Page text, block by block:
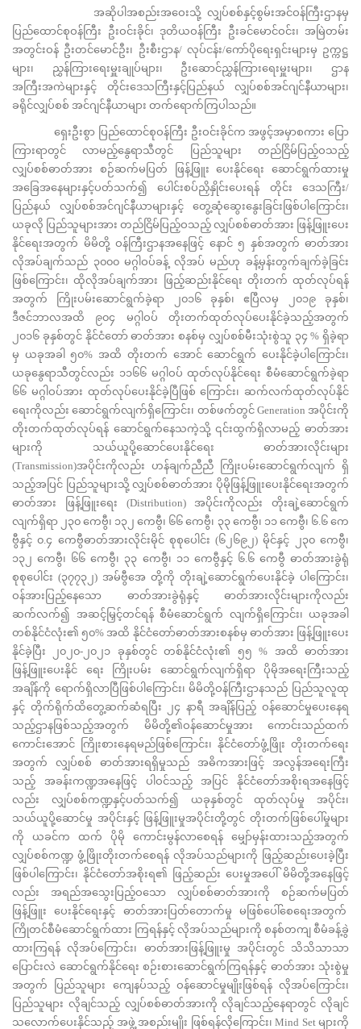
အဆိုပါအစည်းအဝေးသို့ လျှပ်စစ်နှင့်စွမ်းအင်ဝန်ကြီးဌာနမှ
ပြည်ထောင်စုဝန်ကြီး ဦးဝင်းခိုင်၊ ဒုတိယဝန်ကြီး ဦးခင်မောင်ဝင်း၊ အမြဲတမ်း
အတွင်းဝန် ဦးတင်မောင်ဦး၊ ဦးစီးဌာန/ လုပ်ငန်း/ကော်ပိုရေးရှင်းများမှ ဥက္ကဋ္ဌ
များ၊ ညွှန်ကြားရေးမှူးချုပ်များ၊ ဦးဆောင်ညွှန်ကြားရေးမှူးများ၊ ဌာန
အကြီးအကဲများနှင့် တိုင်းဒေသကြီးနှင့်ပြည်နယ် လျှပ်စစ်အင်ဂျင်နီယာများ၊
ခရိုင်လျှပ်စစ် အင်ဂျင်နီယာများ တက်ရောက်ကြပါသည်။
ရှေးဦးစွာ ပြည်ထောင်စုဝန်ကြီး ဦးဝင်းခိုင်က အဖွင့်အမှာစကား ပြော
ကြားရာတွင် လာမည့်နွေရာသီတွင် ပြည်သူများ တည်ငြိမ်ပြည့်ဝသည့်
လျှပ်စစ်ဓာတ်အား စဉ်ဆက်မပြတ် ဖြန့်ဖြူး ပေးနိုင်ရေး ဆောင်ရွက်ထားမှု
အခြေအနေများနှင့်ပတ်သက်၍ ပေါင်းစပ်ညှိနှိုင်းပေးရန် တိုင်း ဒေသကြီး/
ပြည်နယ် လျှပ်စစ်အင်ဂျင်နီယာများနှင့် တွေ့ဆုံဆွေးနွေးခြင်းဖြစ်ပါကြောင်း၊
ယခုလို ပြည်သူများအား တည်ငြိမ်ပြည့်ဝသည့် လျှပ်စစ်ဓာတ်အား ဖြန့်ဖြူးပေး
နိုင်ရေးအတွက် မိမိတို့ ဝန်ကြီးဌာနအနေဖြင့် နောင် ၅ နှစ်အတွက် ဓာတ်အား
လိုအပ်ချက်သည် ၃၀၀၀ မဂ္ဂါဝပ်ခန့် လိုအပ် မည်ဟု ခန့်မှန်းတွက်ချက်ခဲ့ခြင်း
ဖြစ်ကြောင်း၊ ထိုလိုအပ်ချက်အား ဖြည့်ဆည်းနိုင်ရေး တိုးတက် ထုတ်လုပ်ရန်
အတွက် ကြိုးပမ်းဆောင်ရွက်ခဲ့ရာ ၂၀၁၆ ခုနှစ်၊ ဧပြီလမှ ၂၀၁၉ ခုနှစ်၊
ဒီဇင်ဘာလအထိ ၉၀၄ မဂ္ဂါဝပ် တိုးတက်ထုတ်လုပ်ပေးနိုင်ခဲ့သည့်အတွက်
၂၀၁၆ ခုနှစ်တွင် နိုင်ငံတော် ဓာတ်အား စနစ်မှ လျှပ်စစ်မီးသုံးစွဲသူ ၃၄ % ရှိခဲ့ရာ
မှ ယခုအခါ ၅၀% အထိ တိုးတက် အောင် ဆောင်ရွက် ပေးနိုင်ခဲ့ပါကြောင်း၊
ယခုနွေရာသီတွင်လည်း ၁၁၆၆ မဂ္ဂါဝပ် ထုတ်လုပ်နိုင်ရေး စီမံဆောင်ရွက်ခဲ့ရာ
၆၆ မဂ္ဂါဝပ်အား ထုတ်လုပ်ပေးနိုင်ခဲ့ပြီဖြစ် ကြောင်း၊ ဆက်လက်ထုတ်လုပ်နိုင်
ရေးကိုလည်း ဆောင်ရွက်လျက်ရှိကြောင်း၊ တစ်ဖက်တွင် Generation အပိုင်းကို
တိုးတက်ထုတ်လုပ်ရန် ဆောင်ရွက်နေသကဲ့သို့ ၎င်းထွက်ရှိလာမည့် ဓာတ်အား
များကို သယ်ယူပို့ဆောင်ပေးနိုင်ရေး ဓာတ်အားလိုင်းများ
(Transmission)အပိုင်းကိုလည်း ဟန်ချက်ညီညီ ကြိုးပမ်းဆောင်ရွက်လျက် ရှိ
သည့်အပြင် ပြည်သူများသို့ လျှပ်စစ်ဓာတ်အား ပိုမိုဖြန့်ဖြူးပေးနိုင်ရေးအတွက်
ဓာတ်အား ဖြန့်ဖြူးရေး (Distribution) အပိုင်းကိုလည်း တိုးချဲ့ဆောင်ရွက်
လျက်ရှိရာ ၂၃၀ ကေဗွီ၊ ၁၃၂ ကေဗွီ၊ ၆၆ ကေဗွီ၊ ၃၃ ကေဗွီ၊ ၁၁ ကေဗွီ၊ ၆.၆ ကေ
ဗွီနှင့် ၀.၄ ကေဗွီဓာတ်အားလိုင်းမိုင် စုစုပေါင်း (၆၂၆၉၂) မိုင်နှင့် ၂၃၀ ကေဗွီ၊
၁၃၂ ကေဗွီ၊ ၆၆ ကေဗွီ၊ ၃၃ ကေဗွီ၊ ၁၁ ကေဗွီနှင့် ၆.၆ ကေဗွီ ဓာတ်အားခွဲရုံ
စုစုပေါင်း (၃၇၇၃၂) အမ်ဗွီအေ တို့ကို တိုးချဲ့ဆောင်ရွက်ပေးနိုင်ခဲ့ ပါကြောင်း၊
ဝန်အားပြည့်နေသော ဓာတ်အားခွဲရုံနှင့် ဓာတ်အားလိုင်းများကိုလည်း
ဆက်လက်၍ အဆင့်မြှင့်တင်ရန် စီမံဆောင်ရွက် လျက်ရှိကြောင်း၊ ယခုအခါ
တစ်နိုင်ငံလုံး၏ ၅၀% အထိ နိုင်ငံတော်ဓာတ်အားစနစ်မှ ဓာတ်အား ဖြန့်ဖြူးပေး
နိုင်ခဲ့ပြီး ၂၀၂၀-၂၀၂၁ ခုနှစ်တွင် တစ်နိုင်ငံလုံး၏ ၅၅ % အထိ ဓာတ်အား
ဖြန့်ဖြူးပေးနိုင် ရေး ကြိုးပမ်း ဆောင်ရွက်လျက်ရှိရာ ပိုမိုအရေးကြီးသည့်
အချိန်ကို ရောက်ရှိလာပြီဖြစ်ပါကြောင်း၊ မိမိတို့ဝန်ကြီးဌာနသည် ပြည်သူလူထု
နှင့် တိုက်ရိုက်ထိတွေ့ဆက်ဆံရပြီး ၂၄ နာရီ အချိန်ပြည့် ဝန်ဆောင်မှုပေးနေရ
သည့်ဌာနဖြစ်သည့်အတွက် မိမိတို့၏ဝန်ဆောင်မှုအား ကောင်းသည်ထက်
ကောင်းအောင် ကြိုးစားနေရမည်ဖြစ်ကြောင်း၊ နိုင်ငံတော်ဖွံ့ဖြိုး တိုးတက်ရေး
အတွက် လျှပ်စစ် ဓာတ်အားရရှိမှုသည် အဓိကအားဖြင့် အလွန်အရေးကြီး
သည့် အခန်းကဏ္ဍအနေဖြင့် ပါဝင်သည့် အပြင် နိုင်ငံတော်အစိုးရအနေဖြင့်
လည်း လျှပ်စစ်ကဏ္ဍနှင့်ပတ်သက်၍ ယခုနှစ်တွင် ထုတ်လုပ်မှု အပိုင်း၊
သယ်ယူပို့ဆောင်မှု အပိုင်းနှင့် ဖြန့်ဖြူးမှုအပိုင်းတို့တွင် တိုးတက်ဖြစ်ပေါ်မှုများ
ကို ယခင်က ထက် ပိုမို ကောင်းမွန်လာစေရန် မျှော်မှန်းထားသည့်အတွက်
လျှပ်စစ်ကဏ္ဍ ဖွံ့ဖြိုးတိုးတက်စေရန် လိုအပ်သည်များကို ဖြည့်ဆည်းပေးခဲ့ပြီး
ဖြစ်ပါကြောင်း၊ နိုင်ငံတော်အစိုးရ၏ ဖြည့်ဆည်း ပေးမှုအပေါ် မိမိတို့အနေဖြင့်
လည်း အရည်အသွေးပြည့်ဝသော လျှပ်စစ်ဓာတ်အားကို စဉ်ဆက်မပြတ်
ဖြန့်ဖြူး ပေးနိုင်ရေးနှင့် ဓာတ်အားပြတ်တောက်မှု မဖြစ်ပေါ်စေရေးအတွက်
ကြိုတင်စီမံဆောင်ရွက်ထား ကြရန်နှင့် လိုအပ်သည်များကို စနစ်တကျ စီမံခန့်ခွဲ
ထားကြရန် လိုအပ်ကြောင်း၊ ဓာတ်အားဖြန့်ဖြူးမှု အပိုင်းတွင် သိသိသာသာ
ပြောင်းလဲ ဆောင်ရွက်နိုင်ရေး စဉ်းစားဆောင်ရွက်ကြရန်နှင့် ဓာတ်အား သုံးစွဲမှု
အတွက် ပြည်သူများ ကျေနပ်သည့် ဝန်ဆောင်မှုမျိုးဖြစ်ရန် လိုအပ်ကြောင်း၊
ပြည်သူများ လိုချင်သည့် လျှပ်စစ်ဓာတ်အားကို လိုချင်သည့်နေရာတွင် လိုချင်
သလောက်ပေးနိုင်သည့် အဖွဲ့ အစည်းမျိုး ဖြစ်ရန်လိုကြောင်း၊ Mind Set များကို